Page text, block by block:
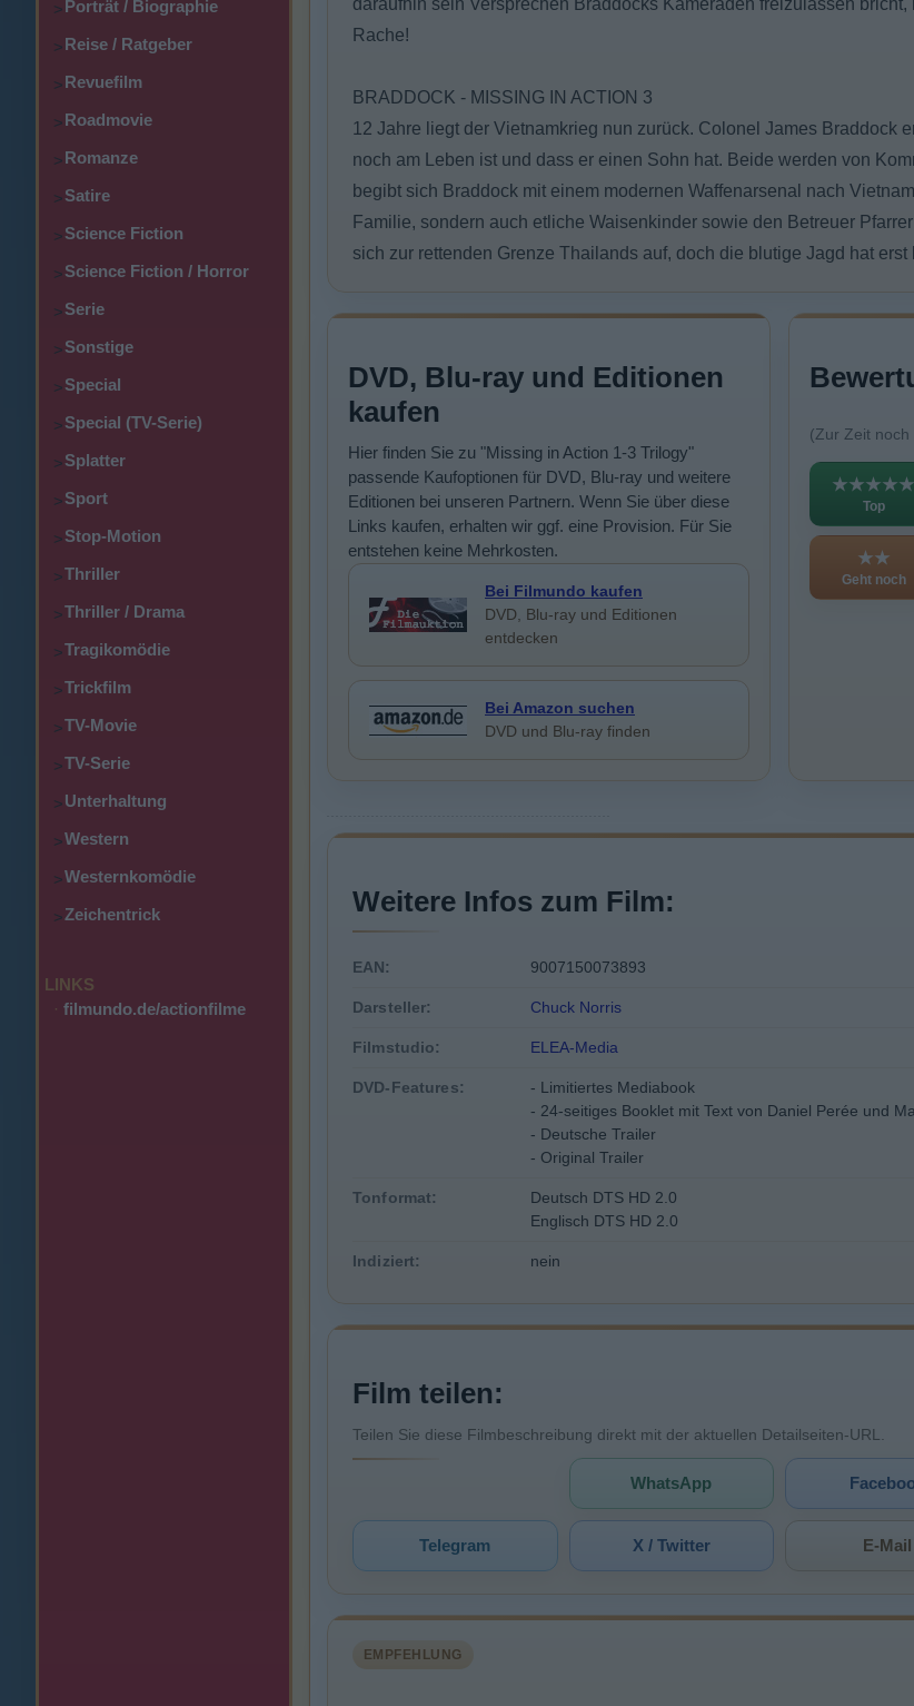
>Porträt / Biographie
>Reise / Ratgeber
>Revuefilm
>Roadmovie
>Romanze
>Satire
>Science Fiction
>Science Fiction / Horror
>Serie
>Sonstige
>Special
>Special (TV-Serie)
>Splatter
>Sport
>Stop-Motion
>Thriller
>Thriller / Drama
>Tragikomödie
>Trickfilm
>TV-Movie
>TV-Serie
>Unterhaltung
>Western
>Westernkomödie
>Zeichentrick
LINKS
· filmundo.de/actionfilme
daraufhin sein Versprechen Braddocks Kameraden freizulassen
Rache!
BRADDOCK - MISSING IN ACTION 3
12 Jahre liegt der Vietnamkrieg nun zurück. Colonel James Braddock
noch am Leben ist und dass er einen Sohn hat. Beide werden von
begibt sich Braddock mit einem modernen Waffenarsenal nach
Familie, sondern auch etliche Waisenkinder sowie den Betreuer
sich zur rettenden Grenze Thailands auf, doch die blutige Jagd hat erst
DVD, Blu-ray und Editionen
kaufen
Hier finden Sie zu "Missing in Action 1-3 Trilogy"
passende Kaufoptionen für DVD, Blu-ray und weitere
Editionen bei unseren Partnern. Wenn Sie über diese
Links kaufen, erhalten wir ggf. eine Provision. Für Sie
entstehen keine Mehrkosten.
Bei Filmundo kaufen
DVD, Blu-ray und Editionen
entdecken
Bei Amazon suchen
DVD und Blu-ray finden
(Zur Zeit
★★★★★
Top
★★
Geht noch
Weitere Infos zum Film:
EAN: 9007150073893
Darsteller: Chuck Norris
Filmstudio: ELEA-Media
DVD-Features:
- Limitiertes Mediabook
- 24-seitiges Booklet mit Text von Daniel Perée und
- Deutsche Trailer
- Original Trailer
Tonformat:
Deutsch DTS HD 2.0
Englisch DTS HD 2.0
Indiziert: nein
Film teilen:
Teilen Sie diese Filmbeschreibung direkt mit der aktuellen Detailseiten-URL.
WhatsApp
Telegram X / Twitter E-Mail
EMPFEHLUNG